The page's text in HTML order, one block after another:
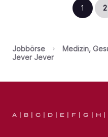
1 2
Jobbörse
Medizin,
Jever Jever
A B C D E F G H